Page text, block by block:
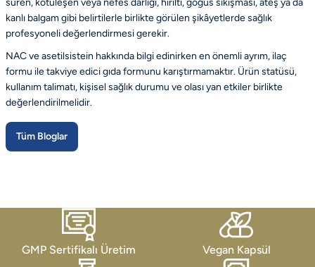
kanlı balgam gibi belirtilerle birlikte görülen şikâyetlerde sağlık
profesyoneli değerlendirmesi gerekir.
NAC ve asetilsistein hakkında bilgi edinirken en önemli ayrım, ilaç
formu ile takviye edici gıda formunu karıştırmamaktır. Ürün statüsü,
kullanım talimatı, kişisel sağlık durumu ve olası yan etkiler birlikte
değerlendirilmelidir.
Tüm Bloglar
GMP Sertifikalı Üretim Vegan Kapsül